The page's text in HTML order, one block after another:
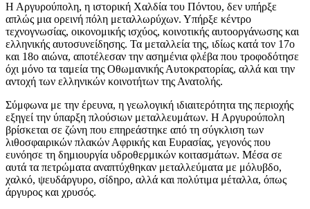
Η Αργυρούπολη, η ιστορική Χαλδία του Πόντου, δεν υπήρξε
απλώς μια ορεινή πόλη μεταλλωρύχων. Υπήρξε κέντρο
τεχνογνωσίας, οικονομικής ισχύος, κοινοτικής αυτοοργάνωσης και
ελληνικής αυτοσυνείδησης. Τα μεταλλεία της, ιδίως κατά τον 17ο
και 18ο αιώνα, αποτέλεσαν την ασημένια φλέβα που τροφοδότησε
όχι μόνο τα ταμεία της Οθωμανικής Αυτοκρατορίας, αλλά και την
αντοχή των ελληνικών κοινοτήτων της Ανατολής.
Σύμφωνα με την έρευνα, η γεωλογική ιδιαιτερότητα της περιοχής
εξηγεί την ύπαρξη πλούσιων μεταλλευμάτων. Η Αργυρούπολη
βρίσκεται σε ζώνη που επηρεάστηκε από τη σύγκλιση των
λιθοσφαιρικών πλακών Αφρικής και Ευρασίας, γεγονός που
ευνόησε τη δημιουργία υδροθερμικών κοιτασμάτων. Μέσα σε
αυτά τα πετρώματα αναπτύχθηκαν μεταλλεύματα με μόλυβδο,
χαλκό, ψευδάργυρο, σίδηρο, αλλά και πολύτιμα μέταλλα, όπως
άργυρος και χρυσός.